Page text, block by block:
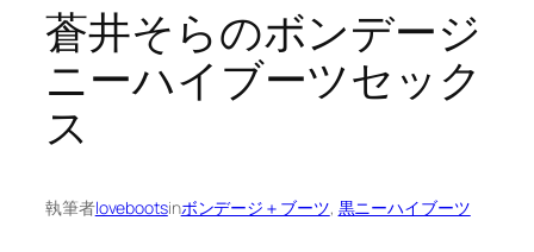
蒼井そらのボンデージ
ニーハイブーツセック
ス
執筆者lovebootsinボンデージ＋ブーツ, 黒ニーハイブーツ